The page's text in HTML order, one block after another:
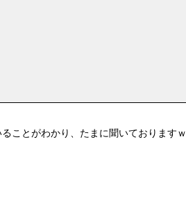
ことがわかり、たまに聞いておりますｗ